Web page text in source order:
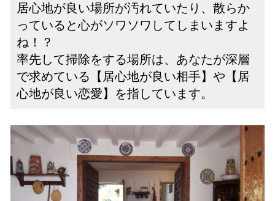
居心地が良い場所が汚れていたり、散らか
っていると心がソワソワしてしまいますよ
ね！？
率先して掃除をする場所は、あなたが深層
で求めている【居心地が良い相手】や【居
心地が良い恋愛】を指しています。